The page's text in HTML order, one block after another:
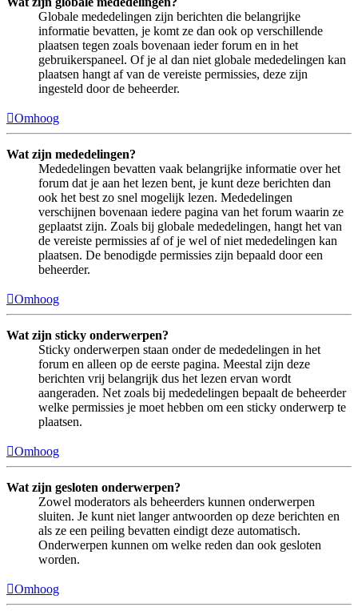
Globale mededelingen zijn berichten die belangrijke
informatie bevatten, je komt ze dan ook op verschillende
plaatsen tegen zoals bovenaan ieder forum en in het
gebruikerspaneel. Of je al dan niet globale mededelingen kan
plaatsen hangt af van de vereiste permissies, deze zijn
ingesteld door de beheerder.
Omhoog
Wat zijn mededelingen?
Mededelingen bevatten vaak belangrijke informatie over het
forum dat je aan het lezen bent, je kunt deze berichten dan
ook het best zo snel mogelijk lezen. Mededelingen
verschijnen bovenaan iedere pagina van het forum waarin ze
geplaatst zijn. Zoals bij globale mededelingen, hangt het van
de vereiste permissies af of je wel of niet mededelingen kan
plaatsen. De benodigde permissies zijn bepaald door een
beheerder.
Omhoog
Wat zijn sticky onderwerpen?
Sticky onderwerpen staan onder de mededelingen in het
forum en alleen op de eerste pagina. Meestal zijn deze
berichten vrij belangrijk dus het lezen ervan wordt
aangeraden. Net zoals bij mededelingen bepaalt de beheerder
welke permissies je moet hebben om een sticky onderwerp te
plaatsen.
Omhoog
Wat zijn gesloten onderwerpen?
Zowel moderators als beheerders kunnen onderwerpen
sluiten. Je kunt niet langer antwoorden op deze berichten en
als ze een peiling bevatten eindigt deze automatisch.
Onderwerpen kunnen om welke reden dan ook gesloten
worden.
Omhoog